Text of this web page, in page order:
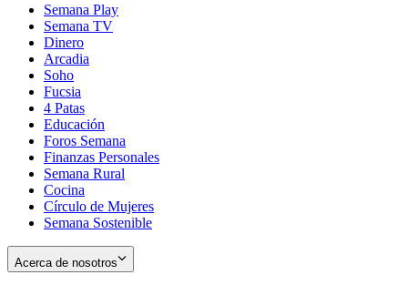
Semana Play
Semana TV
Dinero
Arcadia
Soho
in
new
window
Fucsia
in
new
window
4 Patas
Educación
Foros Semana
Finanzas Personales
Semana Rural
Cocina
Círculo de Mujeres
Semana Sostenible
Acerca de nosotros